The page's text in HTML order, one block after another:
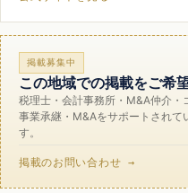
掲載募集中
この地域での掲載をご希
税理士・会計事務所・M&A仲介
事業承継・M&Aをサポートされて
す。
掲載のお問い合わせ →